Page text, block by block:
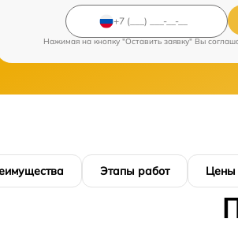
Нажимая на кнопку "Оставить заявку" Вы
Этапы работ Цены